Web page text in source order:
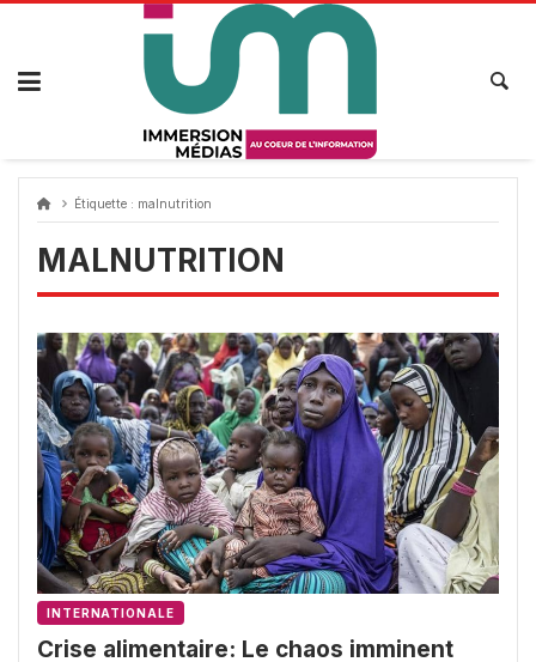
Passer
Étiquette : malnutrition
MALNUTRITION
INTERNATIONALE
Crise alimentaire: Le chaos imminent